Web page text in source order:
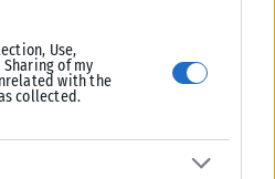
Use,
of my
with the
collected.
. Το 2008, ύστερα από μία
οι μέτοχοί του υπολογίζεται
ευρώ, είχε φτάσει να έχει
το 2009, όμως, που άρχισε